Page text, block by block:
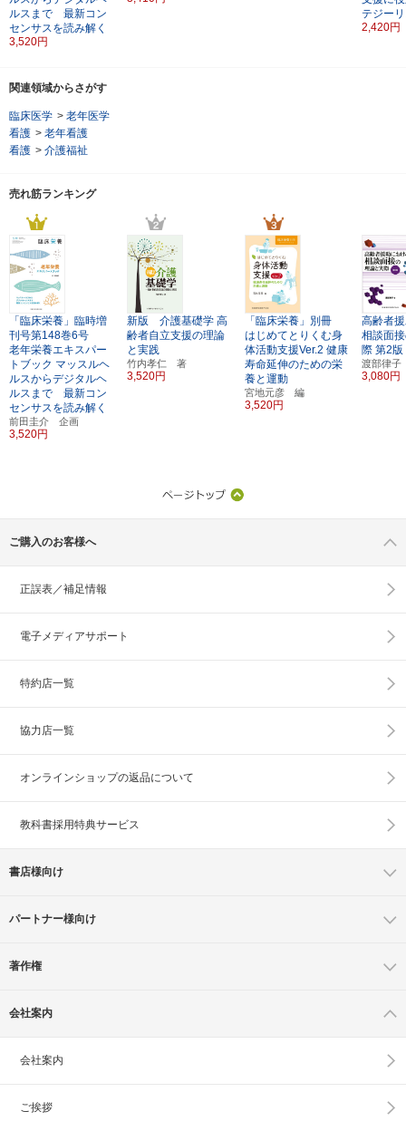
ルスまで 最新コン
センサスを読み解く
3,520円
テジー
2,420円
関連領域からさがす
臨床医学 > 老年医学
看護 > 老年看護
看護 > 介護福祉
売れ筋ランキング
「臨床栄養」臨時増
刊号第148巻6号
老年栄養エキスパー
トブック マッスルヘ
ルスからデジタルヘ
ルスまで 最新コン
センサスを読み解く
前田圭介 企画
3,520円
新版 介護基礎学 高
齢者自立支援の理論
と実践
竹内孝仁 著
3,520円
「臨床栄養」別冊
はじめてとりくむ身
体活動支援Ver.2 健康
寿命延伸のための栄
養と運動
宮地元彦 編
3,520円
高齢者
相談面
際 第2版
渡部律
3,080円
ご購入のお客様へ
正誤表／補足情報
電子メディアサポート
特約店一覧
協力店一覧
オンラインショップの返品について
教科書採用特典サービス
書店様向け
パートナー様向け
著作権
会社案内
会社案内
ご挨拶